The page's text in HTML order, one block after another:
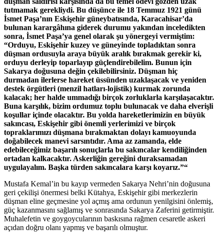
tutmamak gerekliydi. Bu düşünce ile 18 Temmuz 1921 günü
İsmet Paşa’nın Eskişehir güneybatısında, Karacahisar’da
bulunan karargâhına giderek durumu yakından inceledikten
sonra, İsmet Paşa’ya genel olarak şu yönergeyi vermiştim:
“Orduyu, Eskişehir kuzey ve güneyinde topladıktan sonra
düşman ordusuyla araya büyük aralık bırakmak gerekir ki,
orduyu derleyip toparlayıp güçlendirebilelim. Bunun için
Sakarya doğusuna değin çekilebilirsiniz. Düşman hiç
durmadan ilerlerse hareket üssünden uzaklaşacak ve yeniden
destek örgütleri (menzil hatları-lojistik) kurmak zorunda
kalacak; her halde ummadığı birçok zorluklarla karşılaşacaktır.
Buna karşılık, bizim ordumuz toplu bulunacak ve daha elverişli
koşullar içinde olacaktır. Bu yolda hareketlerimizin en büyük
sakıncası, Eskişehir gibi önemli yerlerimizi ve birçok
topraklarımızı düşmana bırakmaktan dolayı kamuoyunda
doğabilecek manevi sarsıntıdır. Ama az zamanda, elde
edebileceğimiz başarılı sonuçlarla bu sakıncalar kendiliğinden
ortadan kalkacaktır. Askerliğin gereğini duraksamadan
uygulayalım. Başka türden sakıncalara karşı koyarız.”“
Mustafa Kemal’in bu kayıp vermeden Sakarya Nehri’nin doğusuna
geri çekilişi önermesi belki Kütahya, Eskişehir gibi merkezlerin
düşman eline geçmesine yol açmış ama ordunun yenilgisini önlemiş,
güç kazanmasını sağlamış ve sonrasında Sakarya Zaferini getirmiştir.
Muhalefetin ve goygoycularının baskısına rağmen cesaretle askeri
açıdan doğru olanı yapmış ve başarılı olmuştur.